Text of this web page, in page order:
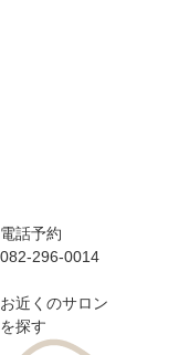
電話予約
082-296-0014
お近くのサロン
を探す